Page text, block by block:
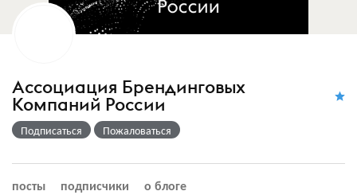
Ассоциация Брендинговых
Компаний России
Подписаться Пожаловаться
посты подписчики о блоге